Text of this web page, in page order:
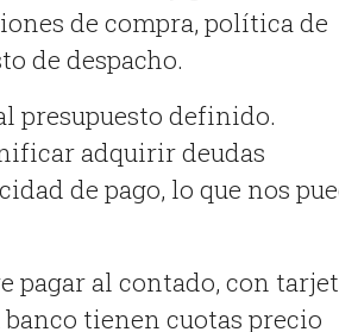
de compra, política de
de despacho.
presupuesto definido.
adquirir deudas
de pago, lo que nos
pagar al contado, con
tienen cuotas precio